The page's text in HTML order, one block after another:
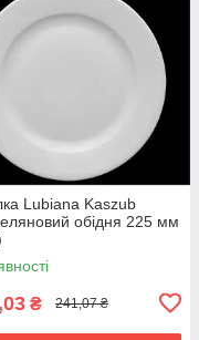
Lubiana Kaszub
обідня 225 мм
₴ 241,07 ₴